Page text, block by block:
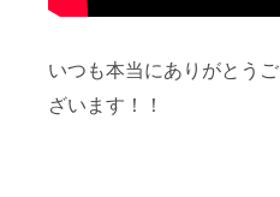
いつも本当にありがとうご
ざいます！！